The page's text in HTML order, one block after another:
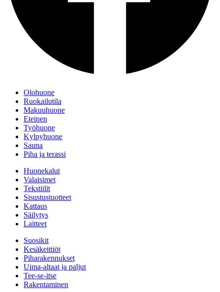
Olohuone
Ruokailutila
Makuuhuone
Eteinen
Työhuone
Kylpyhuone
Sauna
Piha ja terassi
Huonekalut
Valaisimet
Tekstiilit
Sisustustuotteet
Kattaus
Säilytys
Laitteet
Suosikit
Kesäkeittiöt
Piharakennukset
Uima-altaat ja paljut
Tee-se-itse
Rakentaminen